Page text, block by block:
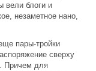
вели блоги и
незаметное нано,
пары-тройки
сверху
Причем для